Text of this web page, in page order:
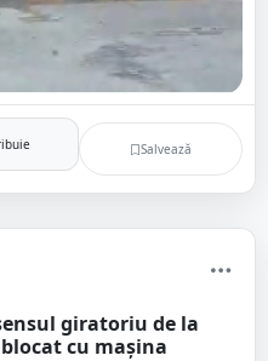
Salvează
giratoriu de la
cu mașina